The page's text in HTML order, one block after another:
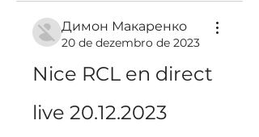
Димон Макаренко
20 de dezembro de 2023
Nice RCL en direct
live 20.12.2023